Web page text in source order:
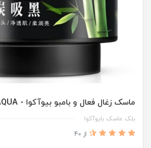
ماسک زغال فعال و بامبو بیوآکوا - BAIOAQUA
بلک ماسک بایوآکوا
از 40